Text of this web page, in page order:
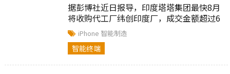
据彭博社近日报导，印度塔塔集团最快8月
将收购代工厂纬创印度厂，成交金额超过6
亿美元...
iPhone 智能制造
智能终端